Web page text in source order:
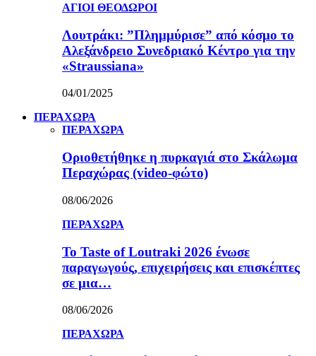
ΑΓΙΟΙ ΘΕΟΔΩΡΟΙ
Λουτράκι: ”Πλημμύρισε” από κόσμο το
Αλεξάνδρειο Συνεδριακό Κέντρο για την
«Straussiana»
04/01/2025
ΠΕΡΑΧΩΡΑ
ΠΕΡΑΧΩΡΑ
Οριοθετήθηκε η πυρκαγιά στο Σκάλωμα
Περαχώρας (video-φώτο)
08/06/2026
ΠΕΡΑΧΩΡΑ
Το Taste of Loutraki 2026 ένωσε
παραγωγούς, επιχειρήσεις και επισκέπτες
σε μια…
08/06/2026
ΠΕΡΑΧΩΡΑ